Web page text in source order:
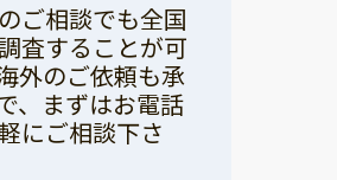
ご相談でも全国
査することが可
外のご依頼も承
、まずはお電話
にご相談下さ